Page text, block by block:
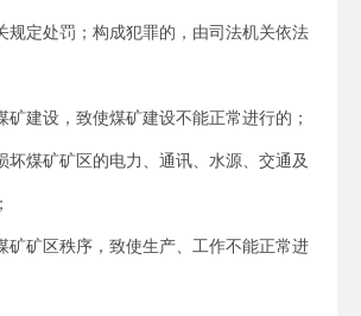
规定处罚；构成犯罪的，由司法机关依法
矿建设，致使煤矿建设不能正常进行的；
坏煤矿矿区的电力、通讯、水源、交通及
矿矿区秩序，致使生产、工作不能正常进